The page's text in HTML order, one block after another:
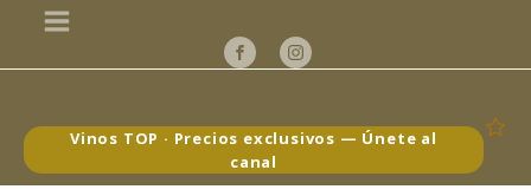
Vinos TOP · Precios exclusivos — Únete al
canal